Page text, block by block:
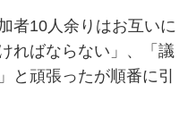
者10人余りはお互いに
ればならない」、「議
と頑張ったが順番に引